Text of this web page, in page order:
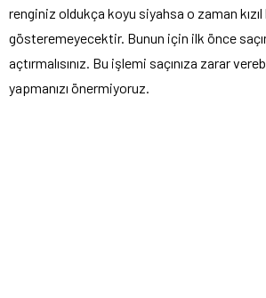
renginiz oldukça koyu siyahsa o zaman
gösteremeyecektir. Bunun için ilk önce
açtırmalısınız. Bu işlemi saçınıza zarar
yapmanızı önermiyoruz.